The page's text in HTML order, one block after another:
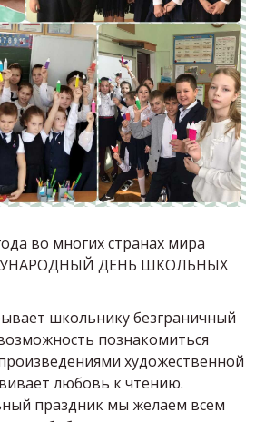
во многих странах мира
ДЕНЬ ШКОЛЬНЫХ
школьнику безграничный
познакомиться
художественной
любовь к чтению.
праздник мы желаем всем